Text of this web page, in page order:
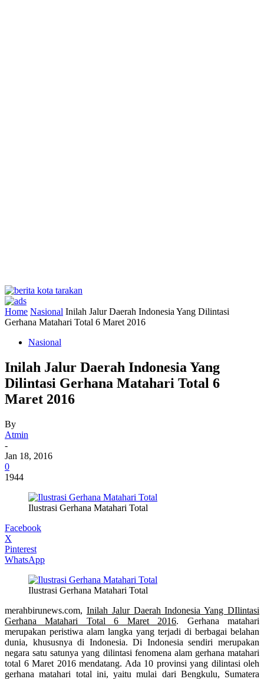
Home Nasional Inilah Jalur Daerah Indonesia Yang Dilintasi
Gerhana Matahari Total 6 Maret 2016
Nasional
Inilah Jalur Daerah Indonesia Yang
Dilintasi Gerhana Matahari Total 6
Maret 2016
By
Atmin
-
Jan 18, 2016
0
1944
Ilustrasi Gerhana Matahari Total
Facebook
X
Pinterest
WhatsApp
Ilustrasi Gerhana Matahari Total
merahbirunews.com, Inilah Jalur Daerah Indonesia Yang DIlintasi
Gerhana Matahari Total 6 Maret 2016. Gerhana matahari
merupakan peristiwa alam langka yang terjadi di berbagai belahan
dunia, khususnya di Indonesia. Di Indonesia sendiri merupakan
negara satu satunya yang dilintasi fenomena alam gerhana matahari
total 6 Maret 2016 mendatang. Ada 10 provinsi yang dilintasi oleh
gerhana matahari total ini, yaitu mulai dari Bengkulu, Sumatera